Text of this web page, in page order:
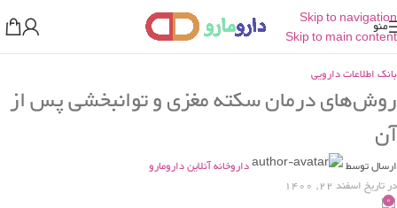
Skip to navigation
Skip to main content
منو
بانک اطلاعات دارویی
روش‌های درمان سکته مغزی و توانبخشی پس از
آن
ارسال توسط
داروخانه آنلاین دارومارو
در تاریخ اسفند 22, 1400
0